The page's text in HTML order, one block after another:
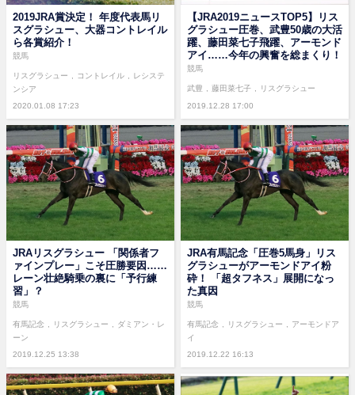
2019JRA賞決定！ 年度代表馬リ
スグラシュー、大器コントレイル
ら各賞紹介！
2020.01.08 17:23
競馬
リスグラシュー コントレイル
レシステ
ンシア
【JRA2019ニュースTOP5】リス
グラシュー圧巻、武豊50歳の大活
躍、藤田菜七子飛躍、アーモンド
アイ……今年の興奮を総まくり！
2019.12.28 17:00
競馬
武豊 藤田菜七子 リスグラシュー
JRAリスグラシュー 「関係者フ
ァインプレー」こそ圧勝要因……
レーン壮絶騎乗の裏に「予行練
習」？
2019.12.25 13:38
競馬
有馬記念 リスグラシュー
ダミアン・レ
ーン
JRA有馬記念「圧巻5馬身」リス
グラシューがアーモンドアイ粉
砕！ 「超タフネス」展開になっ
た真因
2019.12.22 16:13
競馬
有馬記念 リスグラシュー
アーモンドア
イ